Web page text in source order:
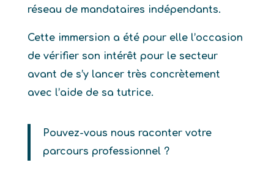
réseau de mandataires indépendants.
Cette immersion a été pour elle l’occasion
de vérifier son intérêt pour le secteur
avant de s’y lancer très concrètement
avec l’aide de sa tutrice.
Pouvez-vous nous raconter votre
parcours professionnel ?